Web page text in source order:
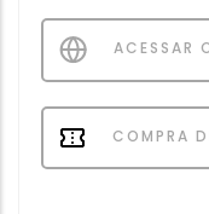
ACESSAR
COMPRA